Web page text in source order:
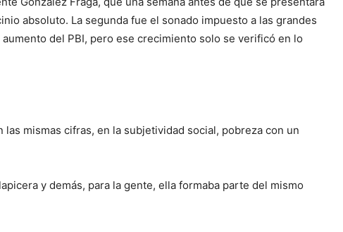
absoluto. La segunda fue el sonado impuesto a las grandes
del PBI, pero ese crecimiento solo se verificó en lo
mismas cifras, en la subjetividad social, pobreza con un
y demás, para la gente, ella formaba parte del mismo